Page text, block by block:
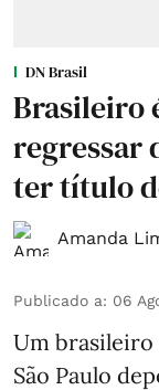
DN Brasil
Brasileiro
regressar
ter título
Amanda
Publicado a: 06
Um brasileiro
São Paulo